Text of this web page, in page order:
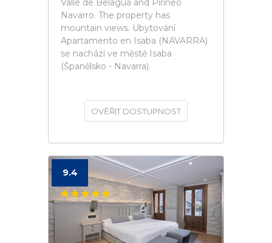
Valle de Belagua and Pirineo
Navarro. The property has
mountain views. Ubytování
Apartamento en Isaba (NAVARRA)
se nachází ve městě Isaba
(Španělsko - Navarra).
OVĚŘIT DOSTUPNOST
9.4